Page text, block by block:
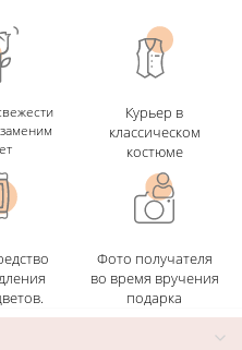
Курьер в
классическом
костюме
Фото получателя
во время вручения
подарка